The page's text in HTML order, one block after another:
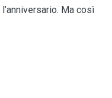
Ma così